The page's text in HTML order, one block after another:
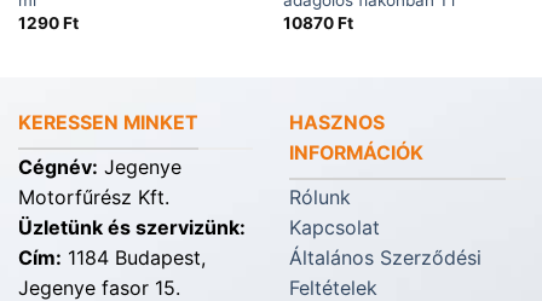
1290Ft
10870Ft
KERESSEN MINKET
Cégnév: Jegenye
Motorfűrész Kft.
Üzletünk és szervizünk:
Cím: 1184 Budapest,
Jegenye fasor 15.
HASZNOS
INFORMÁCIÓK
Rólunk
Kapcsolat
Általános Szerződési
Feltételek